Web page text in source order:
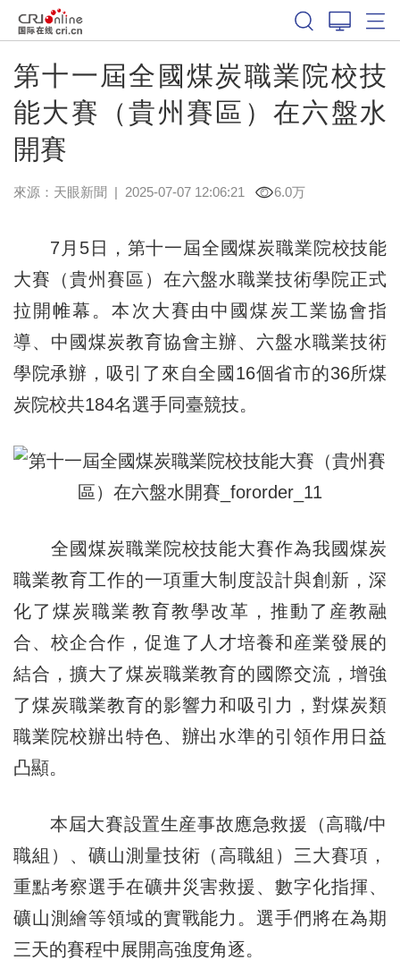
第十一屆全國煤炭職業院校技
能大賽（貴州賽區）在六盤水
開賽
來源： 天眼新聞 | 2025-07-07 12:06:21 6.0万
7月5日，第十一屆全國煤炭職業院校技能
大賽（貴州賽區）在六盤水職業技術學院正式
拉開帷幕。本次大賽由中國煤炭工業協會指
導、中國煤炭教育協會主辦、六盤水職業技術
學院承辦，吸引了來自全國16個省市的36所煤
炭院校共184名選手同臺競技。
全國煤炭職業院校技能大賽作為我國煤炭
職業教育工作的一項重大制度設計與創新，深
化了煤炭職業教育教學改革，推動了産教融
合、校企合作，促進了人才培養和産業發展的
結合，擴大了煤炭職業教育的國際交流，增強
了煤炭職業教育的影響力和吸引力，對煤炭類
職業院校辦出特色、辦出水準的引領作用日益
凸顯。
本屆大賽設置生産事故應急救援（高職/中
職組）、礦山測量技術（高職組）三大賽項，
重點考察選手在礦井災害救援、數字化指揮、
礦山測繪等領域的實戰能力。選手們將在為期
三天的賽程中展開高強度角逐。